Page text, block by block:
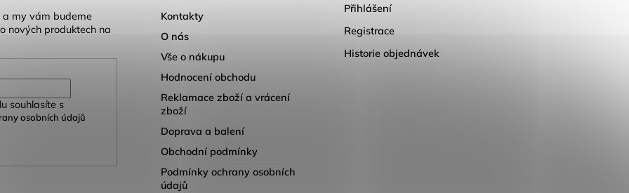
a my vám budeme
nových produktech na
souhlasíte s
osobních údajů
Kontakty
O nás
Vše o nákupu
Hodnocení obchodu
Reklamace zboží a vrácení
zboží
Doprava a balení
Obchodní podmínky
Podmínky ochrany osobních
údajů
Přihlášení
Registrace
Historie objednávek